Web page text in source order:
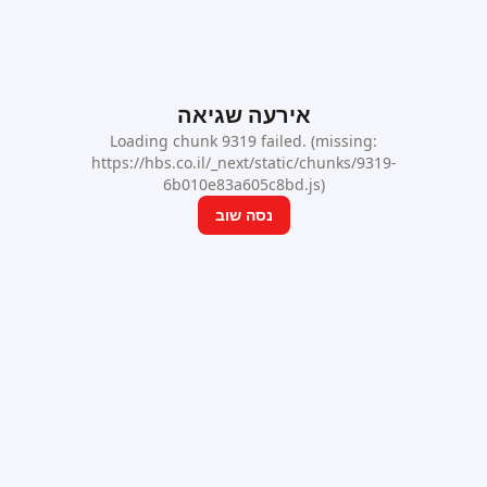
אירעה שגיאה
Loading chunk 9319 failed. (missing:
https://hbs.co.il/_next/static/chunks/9319-
6b010e83a605c8bd.js)